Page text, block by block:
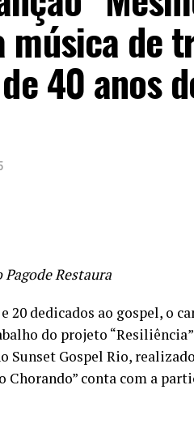
música de
40 anos
Restaura
20 dedicados ao gospel, o
do projeto
Sunset Gospel Rio,
Chorando” conta com a